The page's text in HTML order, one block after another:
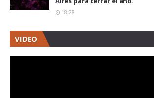
18:28
VIDEO